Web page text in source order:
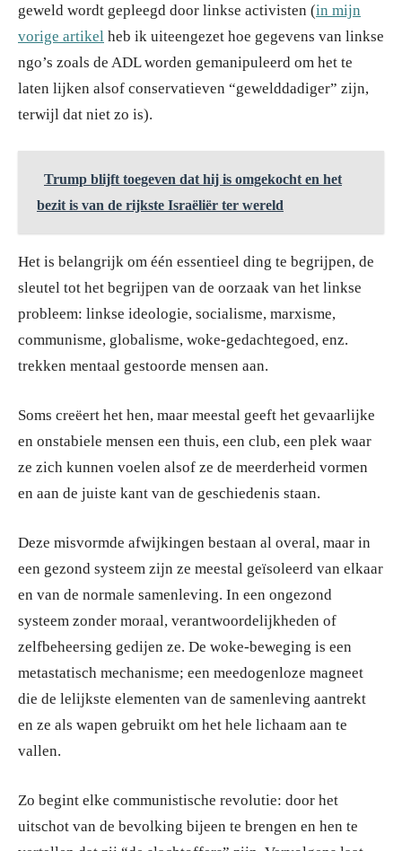
geweld wordt gepleegd door linkse activisten (in mijn
vorige artikel heb ik uiteengezet hoe gegevens van linkse
ngo’s zoals de ADL worden gemanipuleerd om het te
laten lijken alsof conservatieven “gewelddadiger” zijn,
terwijl dat niet zo is).
Trump blijft toegeven dat hij is omgekocht en het
bezit is van de rijkste Israëliër ter wereld
Het is belangrijk om één essentieel ding te begrijpen, de
sleutel tot het begrijpen van de oorzaak van het linkse
probleem: linkse ideologie, socialisme, marxisme,
communisme, globalisme, woke-gedachtegoed, enz.
trekken mentaal gestoorde mensen aan.
Soms creëert het hen, maar meestal geeft het gevaarlijke
en onstabiele mensen een thuis, een club, een plek waar
ze zich kunnen voelen alsof ze de meerderheid vormen
en aan de juiste kant van de geschiedenis staan.
Deze misvormde afwijkingen bestaan al overal, maar in
een gezond systeem zijn ze meestal geïsoleerd van elkaar
en van de normale samenleving. In een ongezond
systeem zonder moraal, verantwoordelijkheden of
zelfbeheersing gedijen ze. De woke-beweging is een
metastatisch mechanisme; een meedogenloze magneet
die de lelijkste elementen van de samenleving aantrekt
en ze als wapen gebruikt om het hele lichaam aan te
vallen.
Zo begint elke communistische revolutie: door het
uitschot van de bevolking bijeen te brengen en hen te